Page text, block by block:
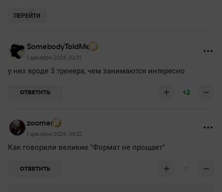
ПЕРЕЙТИ
SomebodyToldMe
1 декабря 2024, 02:31
у них вроде 3 тренера, чем занимаются интересно
ОТВЕТИТЬ +2
zoomer
1 декабря 2024, 09:22
Как говорили великие "Формат не прощает"
ОТВЕТИТЬ